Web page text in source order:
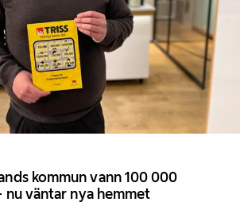
kommun vann 100 000
nu väntar nya hemmet